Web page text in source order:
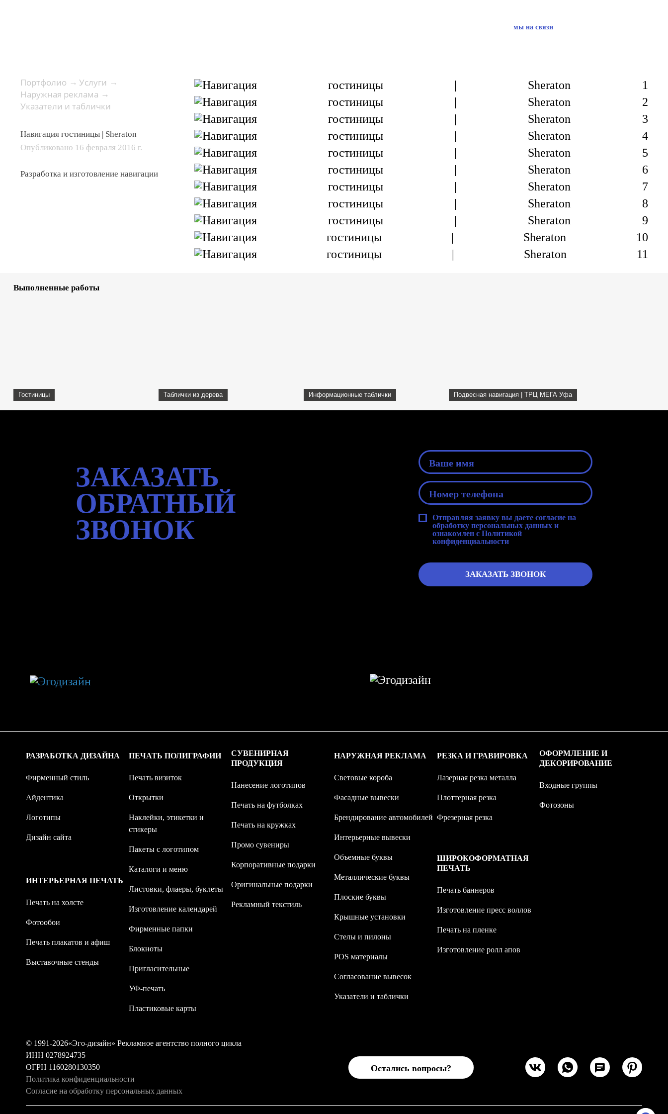
мы на связи
Портфолио → Услуги →
Наружная реклама →
Указатели и таблички
Навигация гостиницы | Sheraton
Опубликовано 16 февраля 2016 г.
Разработка и изготовление навигации
Выполненные работы
Гостиницы Таблички из дерева Информационные таблички Подвесная навигация | ТРЦ МЕГА Уфа
ЗАКАЗАТЬ
ОБРАТНЫЙ
ЗВОНОК
Отправляя заявку вы даете согласие на
обработку персональных данных и
ознакомлен с Политикой
конфиденциальности
РАЗРАБОТКА ДИЗАЙНА
Фирменный стиль
Айдентика
Логотипы
Дизайн сайта
ИНТЕРЬЕРНАЯ ПЕЧАТЬ
Печать на холсте
Фотообои
Печать плакатов и афиш
Выставочные стенды
ПЕЧАТЬ ПОЛИГРАФИИ
Печать визиток
Открытки
Наклейки, этикетки и
стикеры
Пакеты с логотипом
Каталоги и меню
Листовки, флаеры, буклеты
Изготовление календарей
Фирменные папки
Блокноты
Пригласительные
УФ-печать
Пластиковые карты
СУВЕНИРНАЯ
ПРОДУКЦИЯ
Нанесение логотипов
Печать на футболках
Печать на кружках
Промо сувениры
Корпоративные подарки
Оригинальные подарки
Рекламный текстиль
НАРУЖНАЯ РЕКЛАМА
Световые короба
Фасадные вывески
Брендирование автомобилей
Интерьерные вывески
Объемные буквы
Металлические буквы
Плоские буквы
Крышные установки
Стелы и пилоны
POS материалы
Согласование вывесок
Указатели и таблички
РЕЗКА И ГРАВИРОВКА
Лазерная резка металла
Плоттерная резка
Фрезерная резка
ШИРОКОФОРМАТНАЯ
ПЕЧАТЬ
Печать баннеров
Изготовление пресс воллов
Печать на пленке
Изготовление ролл апов
ОФОРМЛЕНИЕ И
ДЕКОРИРОВАНИЕ
Входные группы
Фотозоны
© 1991-2026«Эго-дизайн» Рекламное агентство полного цикла
ИНН 0278924735
ОГРН 1160280130350
Политика конфиденциальности
Согласие на обработку персональных данных
Остались вопросы?